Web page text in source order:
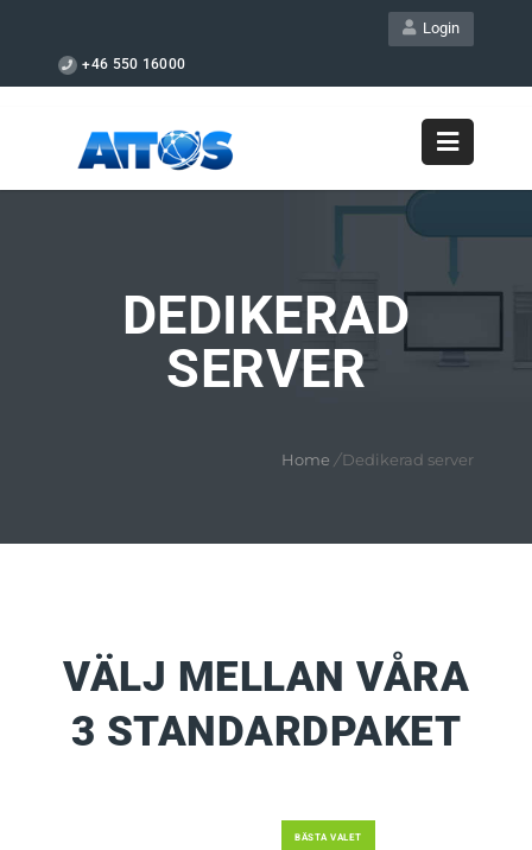
Login
+46 550 16000
DEDIKERAD
SERVER
Home / Dedikerad server
VÄLJ MELLAN VÅRA
3 STANDARDPAKET
BÄSTA VALET